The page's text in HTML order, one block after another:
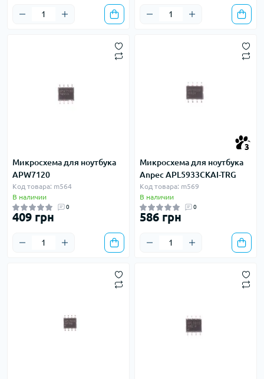
Микросхема для ноутбука
APW7120
Код товара: m564
В наличии
0
409 грн
3
Микросхема для ноутбука
Anpec APL5933CKAI-TRG
Код товара: m569
В наличии
0
586 грн